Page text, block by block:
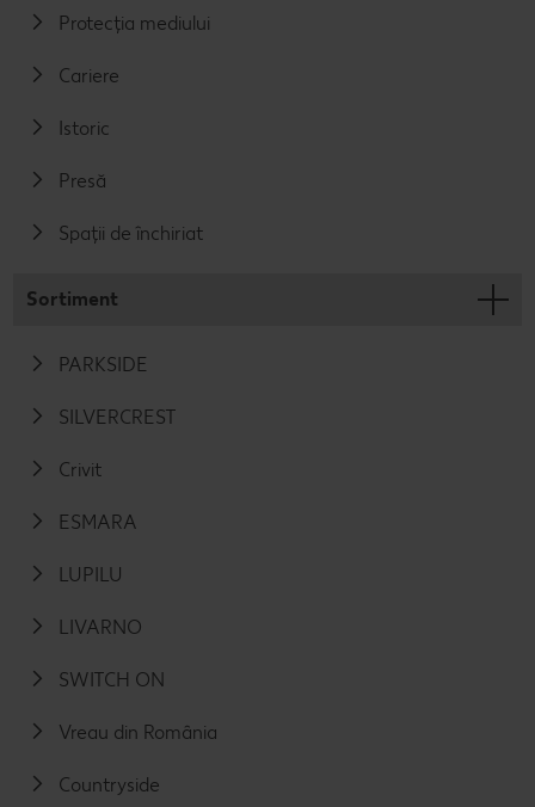
Protecția mediului
Cariere
Istoric
Presă
Spații de închiriat
Sortiment
PARKSIDE
SILVERCREST
Crivit
ESMARA
LUPILU
LIVARNO
SWITCH ON
Vreau din România
Countryside